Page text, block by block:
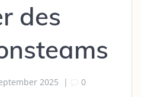
des
2025 | 0